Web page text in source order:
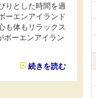
りとした時間を過
ーエンアイランド
も体もリラックス
ボーエンアイラン
続きを読む